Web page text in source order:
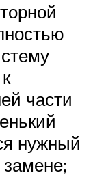
части
нужный